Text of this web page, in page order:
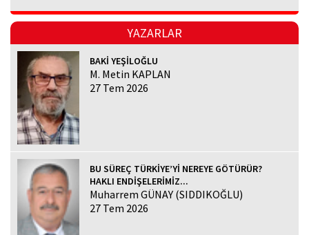
YAZARLAR
BAKİ YEŞİLOĞLU
M. Metin KAPLAN
27 Tem 2026
BU SÜREÇ TÜRKİYE’Yİ NEREYE GÖTÜRÜR?
HAKLI ENDİŞELERİMİZ...
Muharrem GÜNAY (SIDDIKOĞLU)
27 Tem 2026